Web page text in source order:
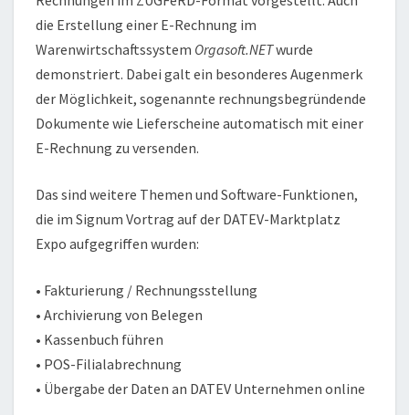
die Erstellung einer E-Rechnung im
Warenwirtschaftssystem Orgasoft.NETwurde
demonstriert. Dabei galt ein besonderes Augenmerk
der Möglichkeit, sogenannte rechnungsbegründende
Dokumente wie Lieferscheine automatisch mit einer
E-Rechnung zu versenden.
Das sind weitere Themen und Software-Funktionen,
die im Signum Vortrag auf der DATEV-Marktplatz
Expo aufgegriffen wurden:
• Fakturierung / Rechnungsstellung
• Archivierung von Belegen
• Kassenbuch führen
• POS-Filialabrechnung
• Übergabe der Daten an DATEV Unternehmen online